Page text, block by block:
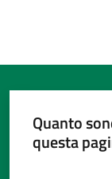
Quanto
questa